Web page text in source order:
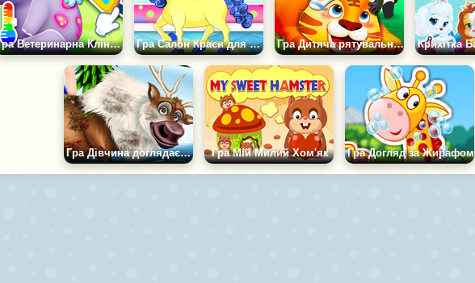
Гра Ветеринарна Клініка: Розвиваюча Дитяча Гра Гра Салон Краси для Тварин Поні Гра Дитяча рятувальна команда
Гра Дівчина доглядає за тваринами Гра Мій Милий Хом'як Гра Догляд за Жирафом